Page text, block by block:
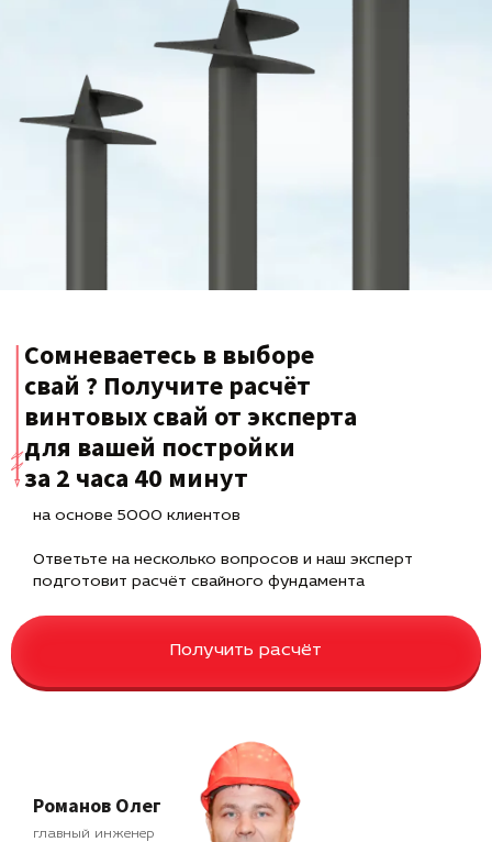
Сомневаетесь в выборе
свай ? Получите расчёт
винтовых свай от эксперта
для вашей постройки
за 2 часа 40 минут
на основе 5000 клиентов
Ответьте на несколько вопросов и наш эксперт
подготовит расчёт свайного фундамента
Получить расчёт
Романов Олег
главный инженер